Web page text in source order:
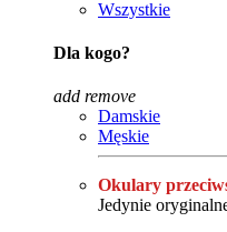
Wszystkie
Dla kogo?
add remove
Damskie
Męskie
Okulary
Jedynie